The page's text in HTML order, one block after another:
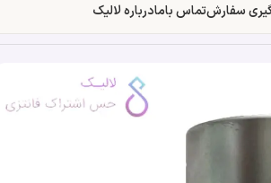
سفارشتماس بامادرباره لالیک